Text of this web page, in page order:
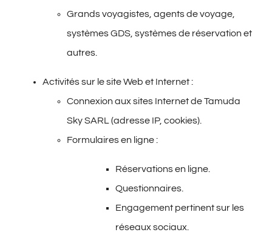
Grands voyagistes, agents de voyage,
systèmes GDS, systèmes de réservation et
autres.
Activités sur le site Web et Internet :
Connexion aux sites Internet de Tamuda
Sky SARL (adresse IP, cookies).
Formulaires en ligne :
Réservations en ligne.
Questionnaires.
Engagement pertinent sur les
réseaux sociaux.